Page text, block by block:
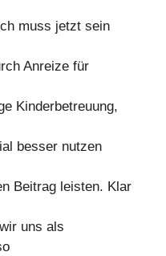
muss jetzt sein
Anreize für
Kinderbetreuung,
besser nutzen
Beitrag leisten. Klar
uns als